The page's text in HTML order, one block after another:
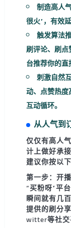
制造高人
很火”，有效
触发算法
刷评论、刷点
台推荐你的直
刺激自然
动、点赞热
互动循环。
从人气到
仅仅有高人
计上做好承
建议你按以
第一步：开
“买粉呀”平
瞬间就有几
提供的刷分享
witter等社交